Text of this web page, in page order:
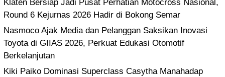
Klaten Bersiap Jadi Pusat Perhatian Motocross Nasional,
Round 6 Kejurnas 2026 Hadir di Bokong Semar
Nasmoco Ajak Media dan Pelanggan Saksikan Inovasi
Toyota di GIIAS 2026, Perkuat Edukasi Otomotif
Berkelanjutan
Kiki Paiko Dominasi Superclass Casytha Manahadap